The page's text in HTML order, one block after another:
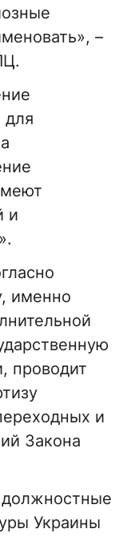
–
для
и
именно
проводит
и
Закона
Украины